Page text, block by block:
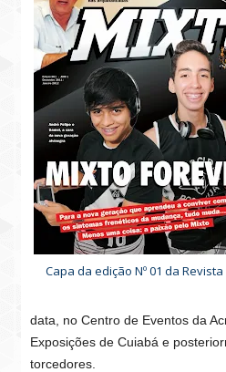
Capa da edição Nº 01 da
data, no Centro de Eventos da
Exposições de Cuiabá e
torcedores.